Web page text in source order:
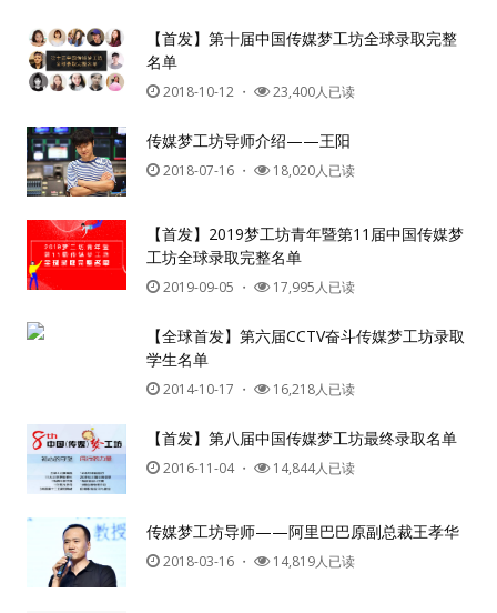
用户名或Email
忘记密码?
记住我的登录状态
没帐号？注册一个
【首发】第十届中国传媒梦工坊全球录取完整
名单
2018-10-12 ・ 23,400人已读
传媒梦工坊导师介绍——王阳
2018-07-16 ・ 18,020人已读
【首发】2019梦工坊青年暨第11届中国传媒梦
工坊全球录取完整名单
2019-09-05 ・ 17,995人已读
【全球首发】第六届CCTV奋斗传媒梦工坊录取
学生名单
2014-10-17 ・ 16,218人已读
【首发】第八届中国传媒梦工坊最终录取名单
2016-11-04・ 14,844人已读
传媒梦工坊导师——阿里巴巴原副总裁王孝华
2018-03-16 ・ 14,819人已读